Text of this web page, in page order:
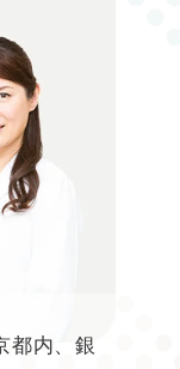
都内、銀